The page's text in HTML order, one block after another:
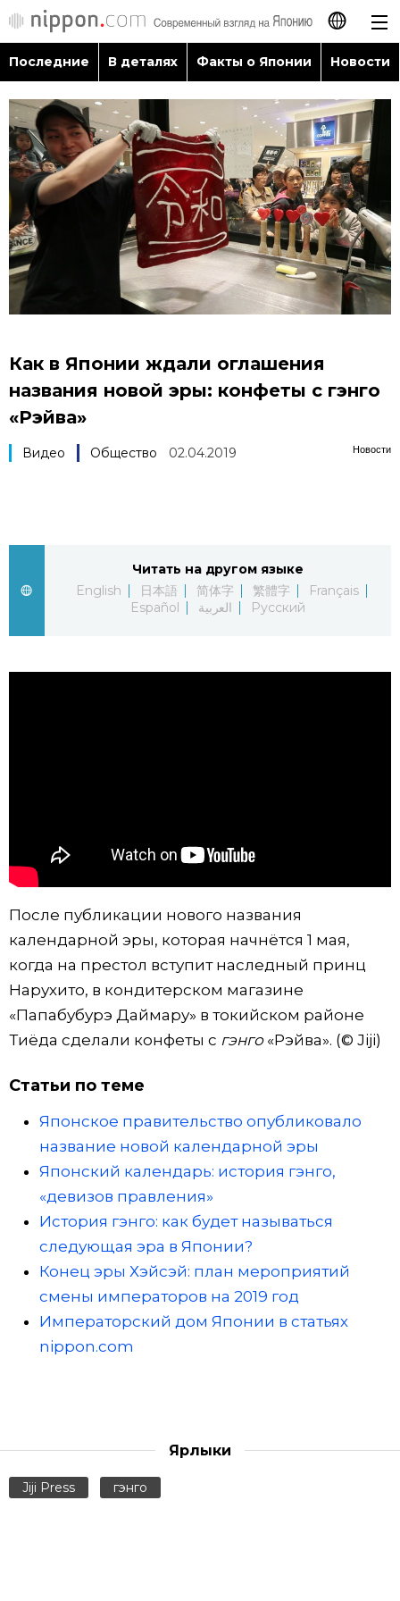
日本語
English
简体字
繁體字
Français
Español
Последние
В деталях
Факты о Японии
Путеводитель по Японии
Фото/Видео
Технологии
Токио
От редакции
official SNS
Последние В деталях Факты о Японии Новости
Как в Японии ждали оглашения
названия новой эры: конфеты с гэнго
«Рэйва»
Новости
Видео Общество 02.04.2019
Читать на другом языке
English
日本語 简体字 繁體字
Français
Español
العربية Русский
После публикации нового названия
календарной эры, которая начнётся 1 мая,
когда на престол вступит наследный принц
Нарухито, в кондитерском магазине
«Папабубурэ Даймару» в токийском районе
Тиёда сделали конфеты с гэнго«Рэйва». (© Jiji)
Статьи по теме
Японское правительство опубликовало
название новой календарной эры
Японский календарь: история гэнго,
«девизов правления»
История гэнго: как будет называться
следующая эра в Японии?
Конец эры Хэйсэй: план мероприятий
смены императоров на 2019 год
Императорский дом Японии в статьях
nippon.com
Ярлыки
Jiji Press гэнго